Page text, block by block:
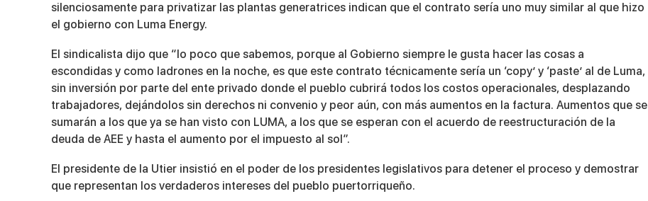
silenciosamente para privatizar las plantas generatrices indican que el contrato sería uno muy similar al que hizo
el gobierno con Luma Energy.
El sindicalista dijo que “lo poco que sabemos, porque al Gobierno siempre le gusta hacer las cosas a
escondidas y como ladrones en la noche, es que este contrato técnicamente sería un ‘copy’ y ‘paste’ al de Luma,
sin inversión por parte del ente privado donde el pueblo cubrirá todos los costos operacionales, desplazando
trabajadores, dejándolos sin derechos ni convenio y peor aún, con más aumentos en la factura. Aumentos que se
sumarán a los que ya se han visto con LUMA, a los que se esperan con el acuerdo de reestructuración de la
deuda de AEE y hasta el aumento por el impuesto al sol”.
El presidente de la Utier insistió en el poder de los presidentes legislativos para detener el proceso y demostrar
que representan los verdaderos intereses del pueblo puertorriqueño.